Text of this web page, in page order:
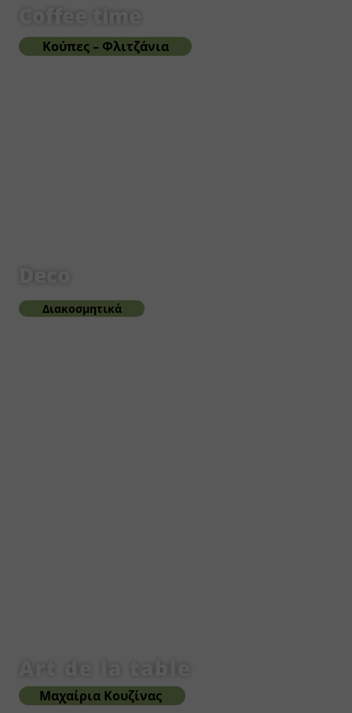
Coffee time
Κούπες – Φλιτζάνια
Deco
Διακοσμητικά
Art de la table
Μαχαίρια Κουζίνας